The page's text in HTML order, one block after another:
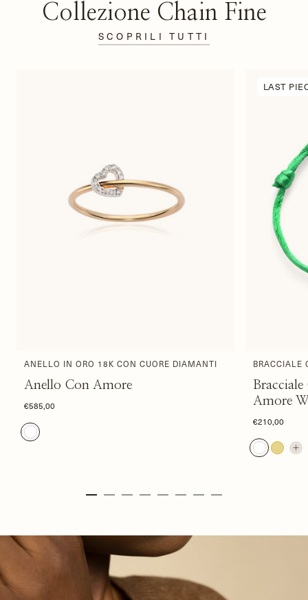
Collezione Chain Fine
SCOPRILI TUTTI
ANELLO IN ORO 18K CON CUORE DIAMANTI
Anello Con Amore
€585,00
LAST
BRACCIALE
Amore W
€210,00